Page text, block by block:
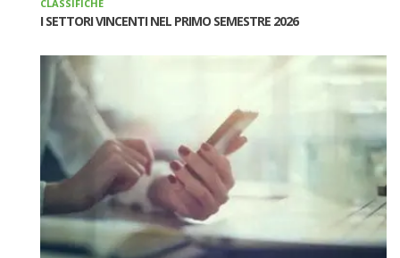
CLASSIFICHE
I SETTORI VINCENTI NEL PRIMO SEMESTRE 2026